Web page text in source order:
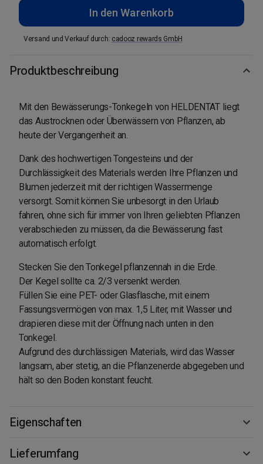
In den Warenkorb
Versand und Verkauf durch: cadooz rewards GmbH
Produktbeschreibung
Mit den Bewässerungs-Tonkegeln von HELDENTAT liegt
das Austrocknen oder Überwässern von Pflanzen, ab
heute der Vergangenheit an.
Dank des hochwertigen Tongesteins und der
Durchlässigkeit des Materials werden Ihre Pflanzen und
Blumen jederzeit mit der richtigen Wassermenge
versorgt. Somit können Sie unbesorgt in den Urlaub
fahren, ohne sich für immer von Ihren geliebten Pflanzen
verabschieden zu müssen, da die Bewässerung fast
automatisch erfolgt.
Stecken Sie den Tonkegel pflanzennah in die Erde.
Der Kegel sollte ca. 2/3 versenkt werden.
Füllen Sie eine PET- oder Glasflasche, mit einem
Fassungsvermögen von max. 1,5 Liter, mit Wasser und
drapieren diese mit der Öffnung nach unten in den
Tonkegel.
Aufgrund des durchlässigen Materials, wird das Wasser
langsam, aber stetig, an die Pflanzenerde abgegeben und
hält so den Boden konstant feucht.
Eigenschaften
Lieferumfang